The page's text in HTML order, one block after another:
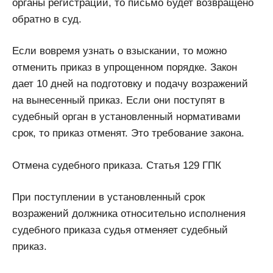
органы регистрации, то письмо будет возвращено
обратно в суд.
Если вовремя узнать о взыскании, то можно
отменить приказ в упрощенном порядке. Закон
дает 10 дней на подготовку и подачу возражений
на вынесенный приказ. Если они поступят в
судебный орган в установленный нормативами
срок, то приказ отменят. Это требование закона.
Отмена судебного приказа. Статья 129 ГПК
При поступлении в установленный срок
возражений должника относительно исполнения
судебного приказа судья отменяет судебный
приказ.